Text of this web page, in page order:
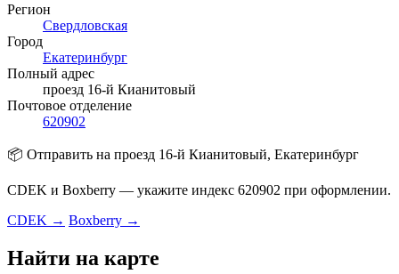
Регион
Свердловская
Город
Екатеринбург
Полный адрес
проезд 16-й Кианитовый
Почтовое отделение
620902
📦 Отправить на проезд 16-й Кианитовый, Екатеринбург
CDEK и Boxberry — укажите индекс 620902 при оформлении.
CDEK → Boxberry →
Найти на карте